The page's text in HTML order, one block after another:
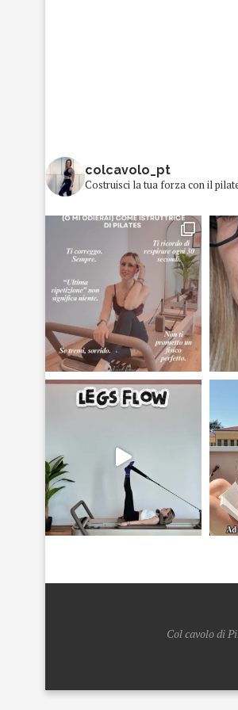
colcavolo_pt
Costruisci la tua forza con il
Col cavolo di